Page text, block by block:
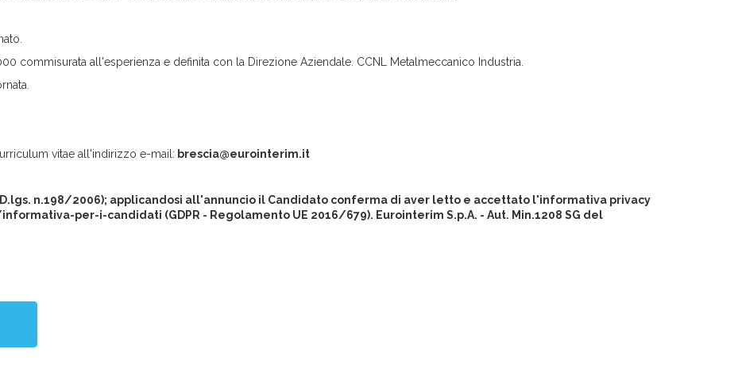
commisurata all'esperienza e definita con la Direzione Aziendale. CCNL Metalmeccanico Industria.
vitae all'indirizzo e-mail: brescia@eurointerim.it
n.198/2006); applicandosi all'annuncio il Candidato conferma di aver letto e accettato l'informativa privacy
per-i-candidati (GDPR - Regolamento UE 2016/679). Eurointerim S.p.A. - Aut. Min.1208 SG del